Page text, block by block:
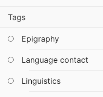
al. 2018
1998
Tags
Epigraphy
Language contact
Linguistics